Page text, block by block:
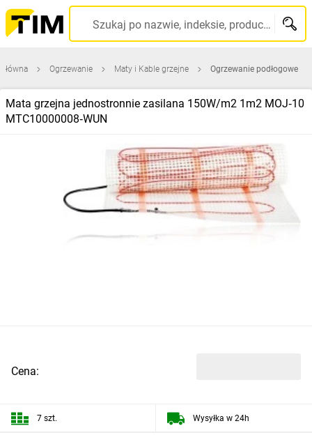
Szukaj po nazwie, indeksie, producencie, kodzie kreskowym...
Ogrzewanie Maty i Kable grzejne Ogrzewanie podłogowe
Mata grzejna jednostronnie zasilana 150W/m2 1m2 MOJ‑10
MTC10000008‑WUN
Cena:
7 szt. Wysyłka w 24h